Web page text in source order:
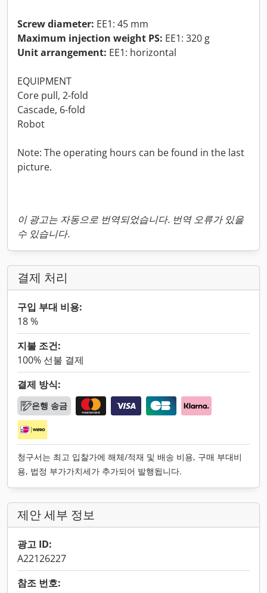
Screw diameter: EE1: 45 mm
Maximum injection weight PS: EE1: 320 g
Unit arrangement: EE1: horizontal
EQUIPMENT
Core pull, 2-fold
Cascade, 6-fold
Robot
Note: The operating hours can be found in the last
picture.
이 광고는 자동으로 번역되었습니다. 번역 오류가 있을
수 있습니다.
결제 처리
구입 부대 비용:
18 %
지불 조건:
100% 선불 결제
결제 방식:
은행 송금
청구서는 최고 입찰가에 해체/적재 및 배송 비용, 구매 부대비
용, 법정 부가가치세가 추가되어 발행됩니다.
제안 세부 정보
광고 ID:
A22126227
참조 번호: